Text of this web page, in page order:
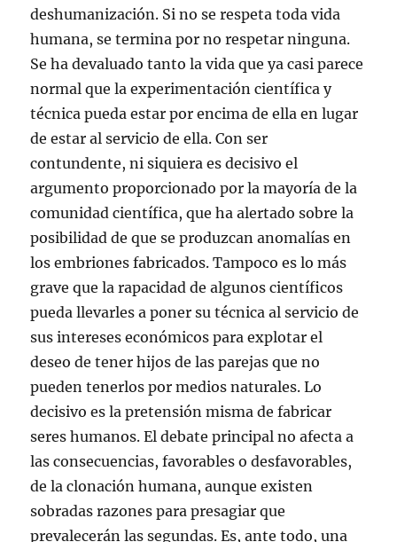
deshumanización. Si no se respeta toda vida
humana, se termina por no respetar ninguna.
Se ha devaluado tanto la vida que ya casi parece
normal que la experimentación científica y
técnica pueda estar por encima de ella en lugar
de estar al servicio de ella. Con ser
contundente, ni siquiera es decisivo el
argumento proporcionado por la mayoría de la
comunidad científica, que ha alertado sobre la
posibilidad de que se produzcan anomalías en
los embriones fabricados. Tampoco es lo más
grave que la rapacidad de algunos científicos
pueda llevarles a poner su técnica al servicio de
sus intereses económicos para explotar el
deseo de tener hijos de las parejas que no
pueden tenerlos por medios naturales. Lo
decisivo es la pretensión misma de fabricar
seres humanos. El debate principal no afecta a
las consecuencias, favorables o desfavorables,
de la clonación humana, aunque existen
sobradas razones para presagiar que
prevalecerán las segundas. Es, ante todo, una